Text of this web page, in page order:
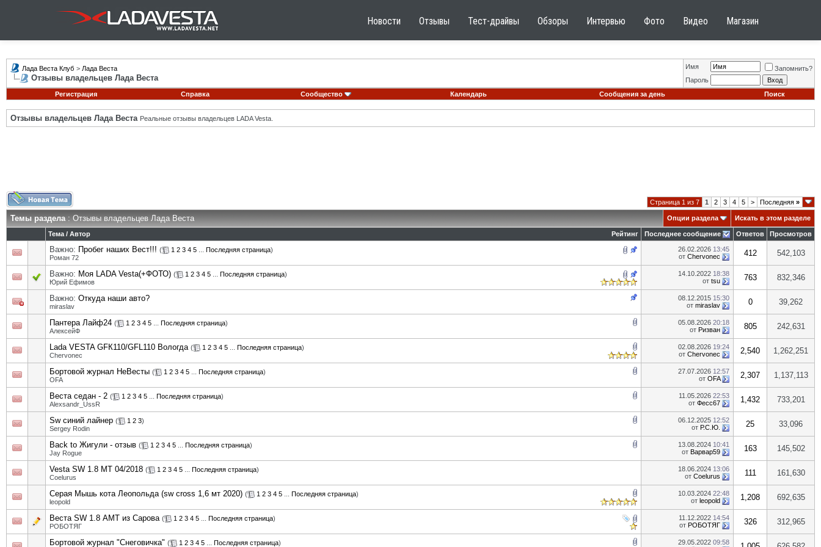
Новости Отзывы Тест-драйвы Обзоры Интервью Фото Видео Магазин
Лада Веста Клуб > Лада Веста
Отзывы владельцев Лада Веста
Имя
Запомнить?
Пароль
Регистрация
Справка Сообщество Календарь Сообщения за день Поиск
Отзывы владельцев Лада Веста Реальные отзывы владельцев LADA Vesta.
Страница 1 из 7 1 2 3 4 5 > Последняя »
Темы раздела: Отзывы владельцев Лада Веста Опции раздела Искать в этом разделе
Рейтинг
Тема / Автор Последнее сообщение Ответов Просмотров
Важно: Пробег наших Вест!!! ( 1 2 3 4 5 Последняя страница)
Роман 72
26.02.2026 13:45
от Chervonec 412 542,103
Важно: Моя LADA Vesta(+ФОТО) ( 1 2 3 4 5 Последняя страница)
Юрий Ефимов
14.10.2022 18:38
от tsu 763 832,346
Важно: Откуда наши авто?
miraslav
08.12.2015 15:30
от miraslav 0 39,262
Пантера Лайф24 ( 1 2 3 4 5 Последняя страница)
АлексейФ
05.08.2026 20:18
от Ризван 805 242,631
Lada VESTA GFК110/GFL110 Вологда ( 1 2 3 4 5 Последняя страница)
Chervonec
02.08.2026 19:24
от Chervonec 2,540 1,262,251
Бортовой журнал НеВесты ( 1 2 3 4 5 Последняя страница)
OFA
27.07.2026 12:57
от OFA 2,307 1,137,113
Веста седан - 2 ( 1 2 3 4 5 Последняя страница)
Alexsandr_UssR
11.05.2026 22:53
от Фесс67 1,432 733,201
Sw синий лайнер ( 1 2 3)
Sergey Rodin
06.12.2025 12:52
от Р.С.Ю. 25 33,096
Back to Жигули - отзыв ( 1 2 3 4 5 Последняя страница)
Jay Rogue
13.08.2024 10:41
от Варвар59 163 145,502
Vesta SW 1.8 MT 04/2018 ( 1 2 3 4 5 Последняя страница)
Coelurus
18.06.2024 13:06
от Coelurus 111 161,630
Серая Мышь кота Леопольда (sw cross 1,6 мт 2020) ( 1 2 3 4 5 Последняя страница)
leopold
10.03.2024 22:48
от leopold 1,208 692,635
Веста SW 1.8 АМТ из Сарова ( 1 2 3 4 5 Последняя страница)
РОБОТЯГ
11.12.2022 14:54
от РОБОТЯГ 326 312,965
Бортовой журнал "Снеговичка" ( 1 2 3 4 5 Последняя страница)
29.05.2022 09:58